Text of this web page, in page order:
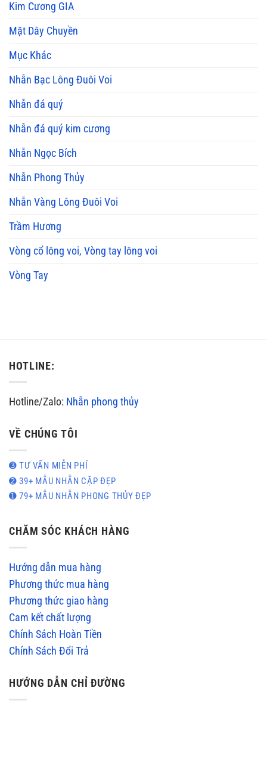
Kim Cương GIA
Mặt Dây Chuyền
Mục Khác
Nhẫn Bạc Lông Đuôi Voi
Nhẫn đá quý
Nhẫn đá quý kim cương
Nhẫn Ngọc Bích
Nhẫn Phong Thủy
Nhẫn Vàng Lông Đuôi Voi
Trầm Hương
Vòng cổ lông voi, Vòng tay lông voi
Vòng Tay
HOTLINE:
Hotline/Zalo: Nhẫn phong thủy
VỀ CHÚNG TÔI
➌ TƯ VẤN MIỄN PHÍ
➋ 39+ MẪU NHẪN CẶP ĐẸP
➊ 79+ MẪU NHẪN PHONG THỦY ĐẸP
CHĂM SÓC KHÁCH HÀNG
Hướng dẫn mua hàng
Phương thức mua hàng
Phương thức giao hàng
Cam kết chất lượng
Chính Sách Hoàn Tiền
Chính Sách Đổi Trả
HƯỚNG DẪN CHỈ ĐƯỜNG